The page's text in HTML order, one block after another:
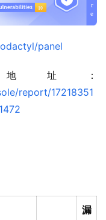
panel
址：
report/17218351
漏